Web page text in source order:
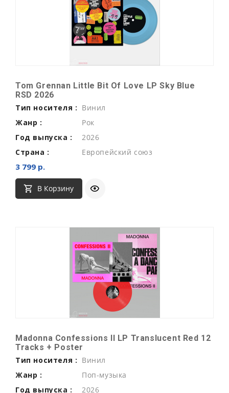
Tom Grennan Little Bit Of Love LP Sky Blue
RSD 2026
Тип носителя : Винил
Жанр :
Рок
Год выпуска :
2026
Страна :
Европейский союз
3 799 р.
В Корзину
Madonna Confessions II LP Translucent Red 12
Tracks + Poster
Тип носителя : Винил
Жанр :
Поп-музыка
Год выпуска :
2026